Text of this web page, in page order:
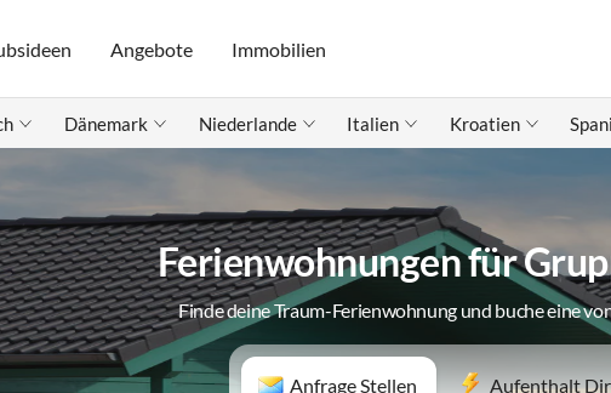
Angebote Immobilien
Dänemark Niederlande Italien Kroatien
Ferienwohnungen für
Finde deine Traum-Ferienwohnung und buche eine
Anfrage Stellen Aufenthalt